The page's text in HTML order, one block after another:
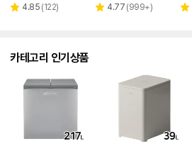
페이
별 4.85 리
(122)
별 4.77 리
(999+)
별
카테고리 인기상품